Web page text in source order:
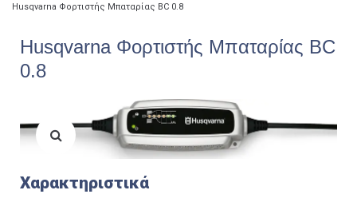
Husqvarna Φορτιστής Μπαταρίας BC 0.8
Husqvarna Φορτιστής Μπαταρίας BC
0.8
Χαρακτηριστικά